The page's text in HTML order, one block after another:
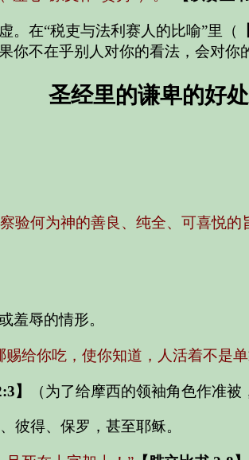
。在“税吏与法利赛人的比喻”里（
不在乎别人对你的看法，会对你
圣经里的谦卑的好处
验何为神的善良、纯全、可喜悦的
羞辱的情形。
给你吃，使你知道，人活着不是
】 （为了给摩西的领袖角色作准
彼得、保罗，甚至耶稣。